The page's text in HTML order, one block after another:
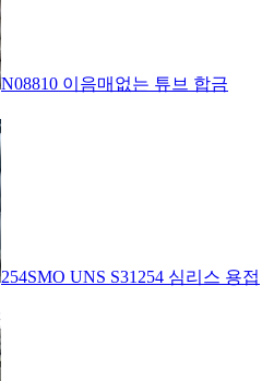
N08810 이음매없는 튜브 합금
254SMO UNS S31254 심리스 용접